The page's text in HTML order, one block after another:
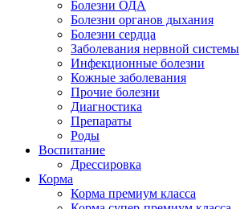
Болезни ОДА
Болезни органов дыхания
Болезни сердца
Заболевания нервной системы
Инфекционные болезни
Кожные заболевания
Прочие болезни
Диагностика
Препараты
Роды
Воспитание
Дрессировка
Корма
Корма премиум класса